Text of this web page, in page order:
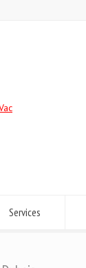
Services